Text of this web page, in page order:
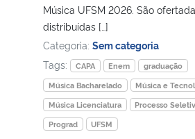
Gabinete de Segurança Institucional
Advocacia-Geral da União
Banco Central do Brasil
Música UFSM 2026. São
distribuídas […]
Categoria: Sem categoria
Tags:
CAPA Enem
graduação
Música Bacharelado
Música e
Música Licenciatura
Processo
Prograd
UFSM